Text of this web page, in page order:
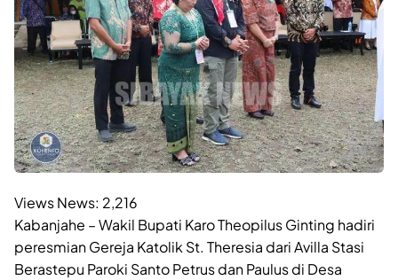
Views News: 2,216
Kabanjahe – Wakil Bupati Karo Theopilus Ginting hadiri
peresmian Gereja Katolik St. Theresia dari Avilla Stasi
Berastepu Paroki Santo Petrus dan Paulus di Desa